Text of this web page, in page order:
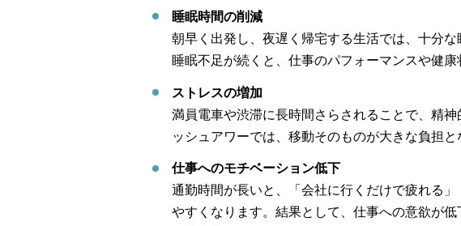
睡眠時間の削減
朝早く出発し、夜遅く帰宅する生活では、十分
睡眠不足が続くと、仕事のパフォーマンスや健康
ストレスの増加
満員電車や渋滞に長時間さらされることで、精
ッシュアワーでは、移動そのものが大きな負担と
仕事へのモチベーション低下
通勤時間が長いと、「会社に行くだけで疲れる
やすくなります。結果として、仕事への意欲が